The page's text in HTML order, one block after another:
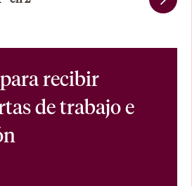
recibir
de trabajo e